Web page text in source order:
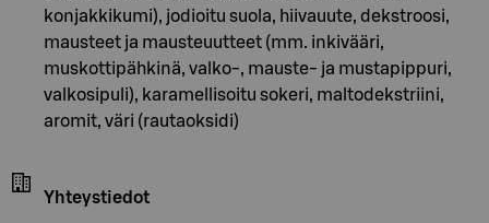
konjakkikumi), jodioitu suola, hiivauute, dekstroosi,
mausteet ja mausteuutteet (mm. inkivääri,
muskottipähkinä, valko-, mauste- ja mustapippuri,
valkosipuli), karamellisoitu sokeri, maltodekstriini,
aromit, väri (rautaoksidi)
Yhteystiedot